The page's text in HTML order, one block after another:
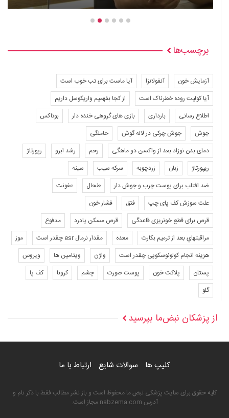
برچسب‌ها
آزمایش خون آنفولانزا
آیا ماست برای تب خوب است
آیا کولیت روده خطرناک است
از کجا بفهمیم واریکوسل داریم
اطلاع رسانی
بارداری بازی های گروهی خنده دار
بوتاکس
جوش
جوش چرکی در لاله گوش
حاملگی
دمای بدن نوزاد بعد از واکسن دو ماهگی
رحم رشد ابرو
رپورتاژ
ریپورتاژ
زبان زردچوبه سرکه سیب
سینه
ضد افتاب برای پوست چرب و جوش دار
طحال
عفونت
علت سوزش کف پای چپ
فتق
فشار خون
قرص برای قطع خونریزی قاعدگی
قرص مسکن پادرد
مدفوع
مراقبتهاي بعد از ترميم بكارت
معده مقدار نرمال esr چقدر است
موز
هزینه انجام کولونوسکوپی چقدر است
واژن ویتامین ها
ویروس
پستان
پلاکت خون پوست صورت چشم کرونا
کف پا
گلو
از پزشکان نبض‌ما بپرسید
کلیپ ها سوالات شایع ارتباط با ما
کلیه حقوق برای سایت پزشکی نبض ما محفوظ است و باز نشر مطالب فقط با ذکر نام و
آدرس nabzema.com مجاز است.